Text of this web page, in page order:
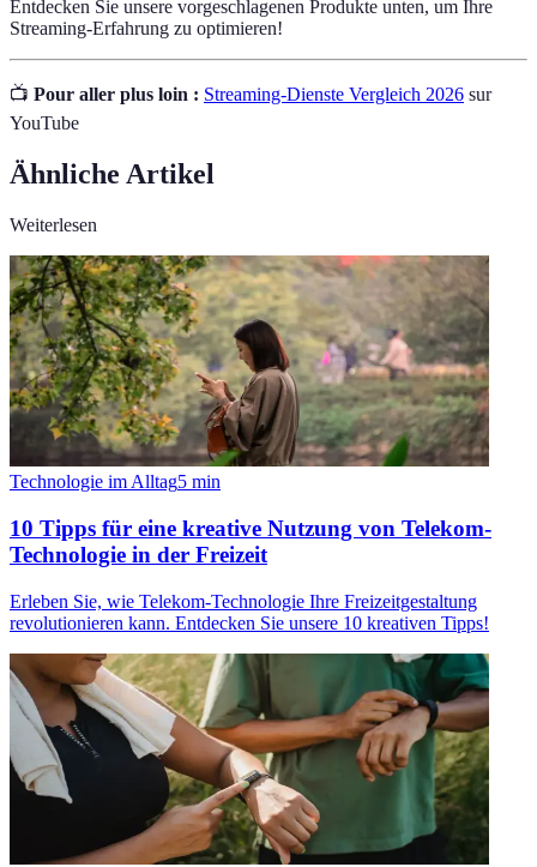
Entdecken Sie unsere vorgeschlagenen Produkte unten, um Ihre
Streaming-Erfahrung zu optimieren!
📺 Pour aller plus loin : Streaming-Dienste Vergleich 2026 sur
YouTube
Ähnliche Artikel
Weiterlesen
Technologie im Alltag5 min
10 Tipps für eine kreative Nutzung von Telekom-
Technologie in der Freizeit
Erleben Sie, wie Telekom-Technologie Ihre Freizeitgestaltung
revolutionieren kann. Entdecken Sie unsere 10 kreativen Tipps!